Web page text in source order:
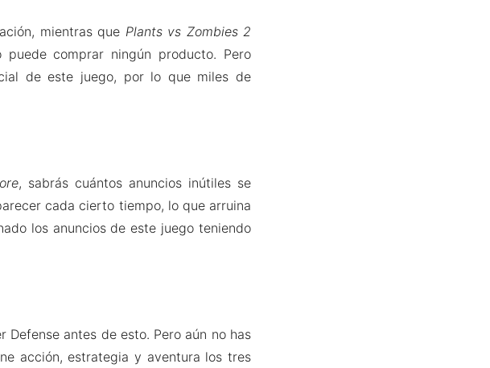
mientras que Plants vs Zombies 2
comprar ningún producto. Pero
de este juego, por lo que miles de
, sabrás cuántos anuncios inútiles se
cada cierto tiempo, lo que arruina
los anuncios de este juego teniendo
Defense antes de esto. Pero aún no has
acción, estrategia y aventura los tres